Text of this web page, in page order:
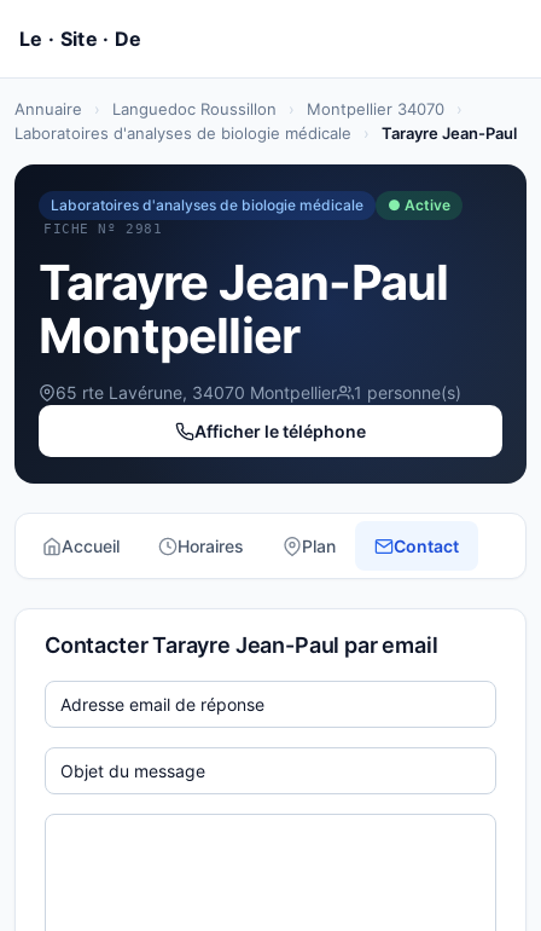
Annuaire › Languedoc Roussillon › Montpellier 34070
›
Laboratoires d'analyses de biologie médicale
› Tarayre Jean-Paul
Laboratoires d'analyses de biologie médicale ● Active
FICHE Nº 2981
Tarayre Jean-Paul
Montpellier
65 rte Lavérune, 34070 Montpellier
1 personne(s)
Afficher le téléphone
Accueil Horaires Plan Contact
Contacter Tarayre Jean-Paul par email